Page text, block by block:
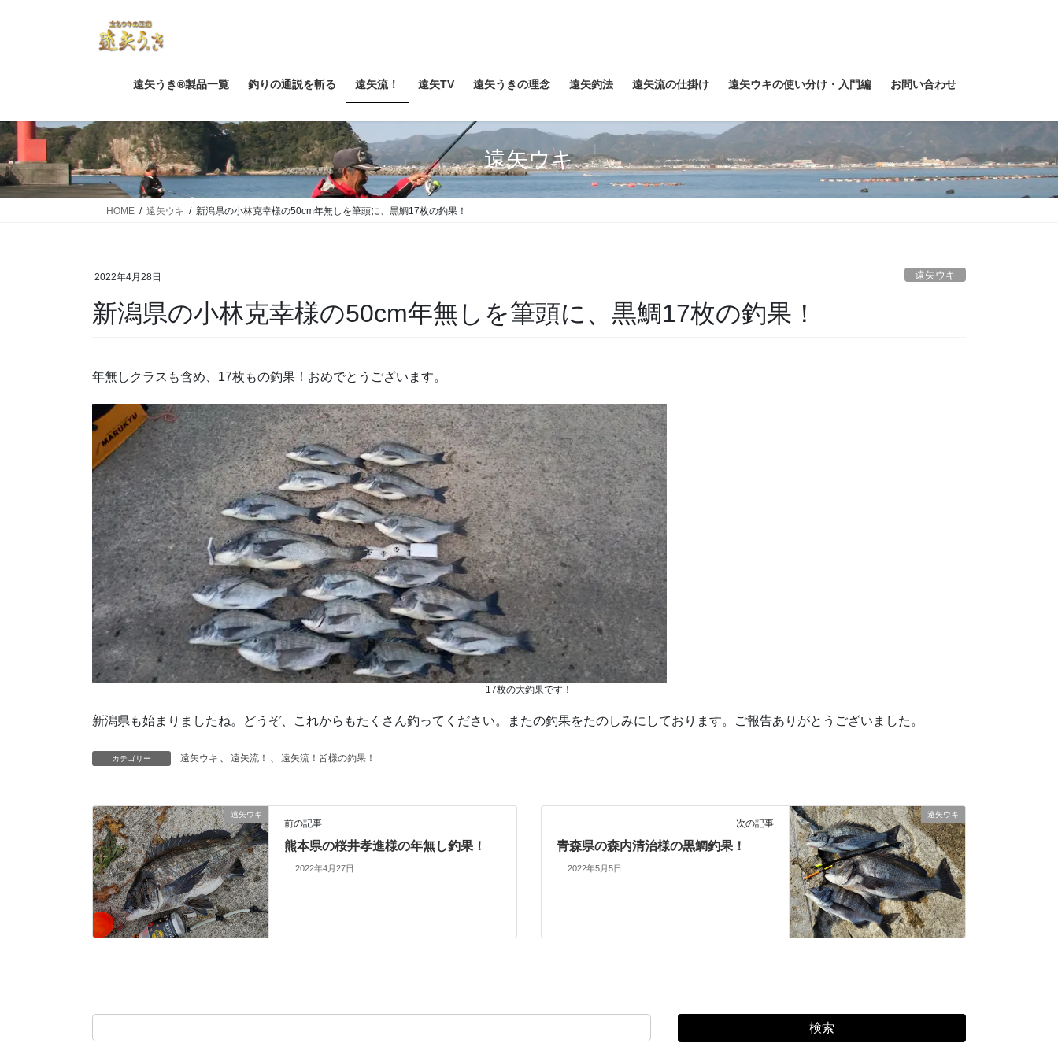
移
動
ン
に
移
動
遠矢うき®製品一覧 釣りの通説を斬る 遠矢流！ 遠矢TV 遠矢うきの理念 遠矢釣法 遠矢流の仕掛け 遠矢ウキの使い分け・入門編 お問い合わせ
遠矢ウキ
HOME 遠矢ウキ 新潟県の小林克幸様の50cm年無しを筆頭に、黒鯛17枚の釣果！
2022年4月28日 遠矢ウキ
新潟県の小林克幸様の50cm年無しを筆頭に、黒鯛17枚の釣果！
年無しクラスも含め、17枚もの釣果！おめでとうございます。
17枚の大釣果です！
新潟県も始まりましたね。どうぞ、これからもたくさん釣ってください。またの釣果をたのしみにしております。ご報告ありがとうございました。
カテゴリー 遠矢ウキ 遠矢流！ 遠矢流！皆様の釣果！
遠矢ウキ
前の記事
熊本県の桜井孝進様の年無し釣果！
2022年4月27日
遠矢ウキ
次の記事
青森県の森内清治様の黒鯛釣果！
2022年5月5日
検索